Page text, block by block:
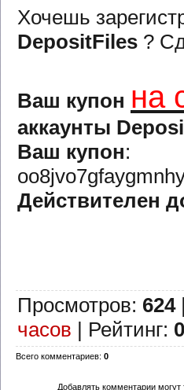
Хочешь
DepositFiles ?
Ваш купон на
аккаунты
Ваш купон:
Действителен
Просмотров: 624
часов | Рейтинг:
Всего комментариев: 0
Добавлять комментарии могут